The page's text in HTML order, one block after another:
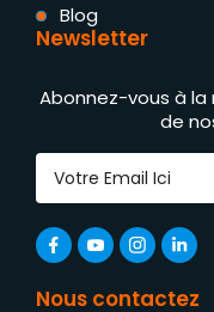
Blog
Newsletter
Abonnez-vous à
de
Nous contactez